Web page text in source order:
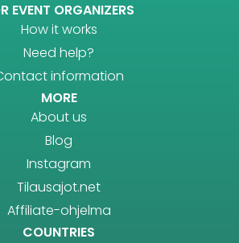
EVENT ORGANIZERS
How it works
Need help?
information
MORE
About us
Blog
Instagram
Tilausajot.net
Affiliate-ohjelma
COUNTRIES